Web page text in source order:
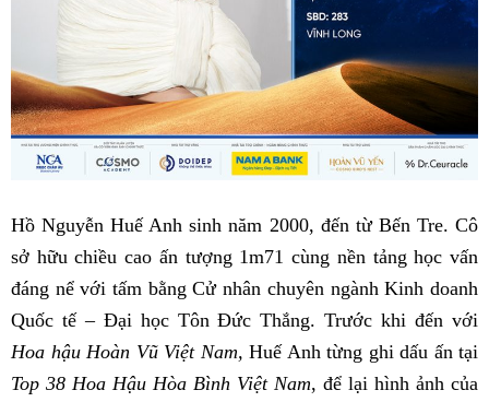
Hồ Nguyễn Huế Anh sinh năm 2000, đến từ Bến Tre. Cô
sở hữu chiều cao ấn tượng 1m71 cùng nền tảng học vấn
đáng nể với tấm bằng Cử nhân chuyên ngành Kinh doanh
Quốc tế – Đại học Tôn Đức Thắng. Trước khi đến với
Hoa hậu Hoàn Vũ Việt Nam, Huế Anh từng ghi dấu ấn tại
Top 38 Hoa Hậu Hòa Bình Việt Nam, để lại hình ảnh của